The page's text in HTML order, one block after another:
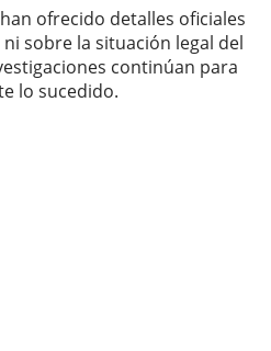
ofrecido detalles oficiales
sobre la situación legal del
continúan para
lo sucedido.